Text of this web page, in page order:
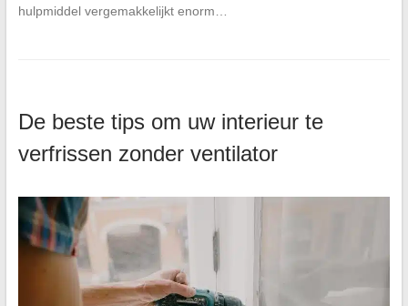
hulpmiddel vergemakkelijkt enorm…
De beste tips om uw interieur te
verfrissen zonder ventilator